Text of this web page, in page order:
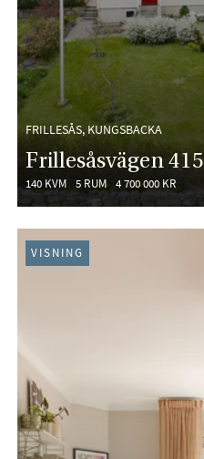
FRILLESÅS, KUNGSBACKA
Frillesåsvägen 415
140 KVM 5 RUM 4 700 000 KR
VISNING